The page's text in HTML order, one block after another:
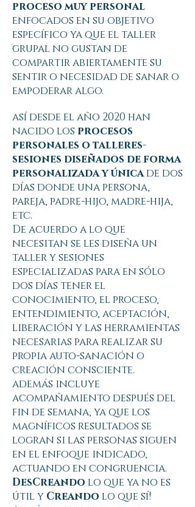
proceso muy personal
enfocados en su objetivo
específico ya que el taller
grupal no gustan de
compartir abiertamente su
sentir o necesidad de sanar o
empoderar algo.
así desde el año 2020 han
nacido los procesos
personales o talleres-
sesiones diseñados de forma
personalizada y únicade dos
días donde una persona,
pareja, padre-hijo, madre-hija,
etc.
De acuerdo a lo que
necesitan se les diseña un
taller y sesiones
especializadas para en sólo
dos días tener el
conocimiento, el proceso,
entendimiento, aceptación,
liberación y las herramientas
necesarias para realizar su
propia auto-sanación o
creación consciente.
además incluye
acompañamiento después del
fin de semana, ya que los
magníficos resultados se
logran si las personas siguen
en el enfoque indicado,
actuando en congruencia.
DesCreando lo que ya no es
útil y Creando lo que sí!